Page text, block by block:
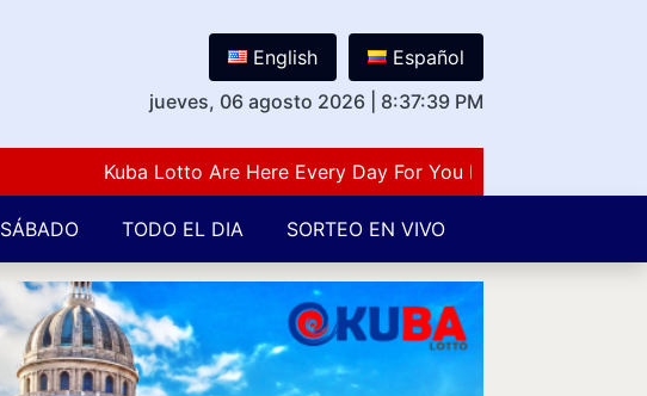
English
Español
jueves, 06 agosto 2026
8:37:40 PM
Kuba Lotto Are Here Every Day For You Lovers Of Number
SÁBADO TODO EL DIA SORTEO EN VIVO